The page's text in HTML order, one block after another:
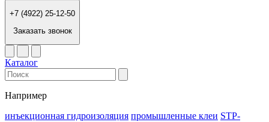
+7 (4922) 25-12-50
Заказать звонок
Каталог
Например
инъекционная гидроизоляция промышленные клеи STP-